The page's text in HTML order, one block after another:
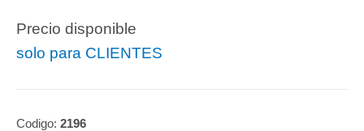
Precio disponible
solo para CLIENTES
Codigo: 2196